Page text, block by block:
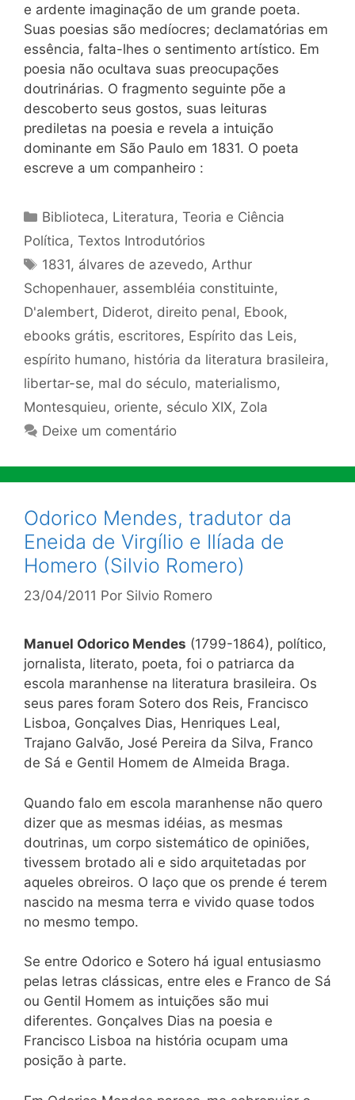
e ardente imaginação de um grande poeta.
Suas poesias são medíocres; declamatórias em
essência, falta-lhes o sentimento artístico. Em
poesia não ocultava suas preocupações
doutrinárias. O fragmento seguinte põe a
descoberto seus gostos, suas leituras
prediletas na poesia e revela a intuição
dominante em São Paulo em 1831. O poeta
escreve a um companheiro :
Categorias
Biblioteca, Literatura,Teoria e Ciência
Política, Textos Introdutórios
Tags
1831, álvares de azevedo, Arthur
Schopenhauer, assembléia constituinte,
D'alembert, Diderot, direito penal, Ebook,
ebooks grátis, escritores, Espírito das Leis,
espírito humano, história da literatura brasileira,
libertar-se, mal do século, materialismo,
Montesquieu, oriente, século XIX, Zola
Deixe um comentário
Odorico Mendes, tradutor da
Eneida de Virgílio e Ilíada de
Homero (Silvio Romero)
23/04/2011 Por Silvio Romero
Manuel Odorico Mendes (1799-1864), político,
jornalista, literato, poeta, foi o patriarca da
escola maranhense na literatura brasileira. Os
seus pares foram Sotero dos Reis, Francisco
Lisboa, Gonçalves Dias, Henriques Leal,
Trajano Galvão, José Pereira da Silva, Franco
de Sá e Gentil Homem de Almeida Braga.
Quando falo em escola maranhense não quero
dizer que as mesmas idéias, as mesmas
doutrinas, um corpo sistemático de opiniões,
tivessem brotado ali e sido arquitetadas por
aqueles obreiros. O laço que os prende é terem
nascido na mesma terra e vivido quase todos
no mesmo tempo.
Se entre Odorico e Sotero há igual entusiasmo
pelas letras clássicas, entre eles e Franco de Sá
ou Gentil Homem as intuições são mui
diferentes. Gonçalves Dias na poesia e
Francisco Lisboa na história ocupam uma
posição à parte.